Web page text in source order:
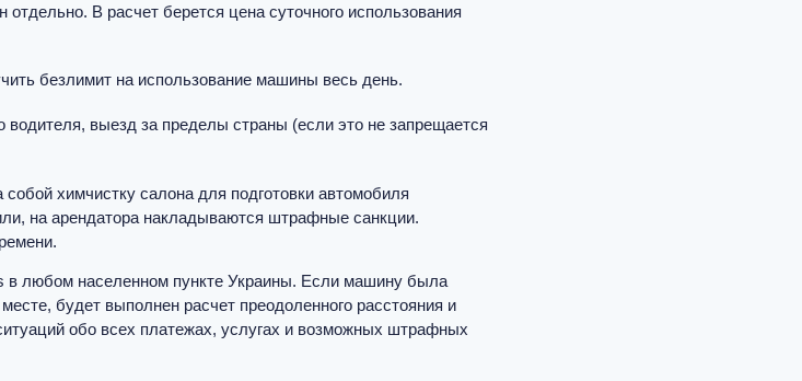
В расчет берется цена суточного использования
безлимит на использование машины весь день.
водителя, выезд за пределы страны (если это не запрещается
химчистку салона для подготовки автомобиля
на арендатора накладываются штрафные санкции.
в любом населенном пункте Украины. Если машину была
будет выполнен расчет преодоленного расстояния и
обо всех платежах, услугах и возможных штрафных